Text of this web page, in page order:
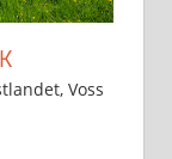
, Voss